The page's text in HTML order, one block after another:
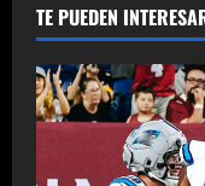
TE PUEDEN